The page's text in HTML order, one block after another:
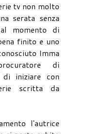
tv non molto
serata senza
momento di
finito e uno
Imma
di
iniziare con
scritta da
l'autrice